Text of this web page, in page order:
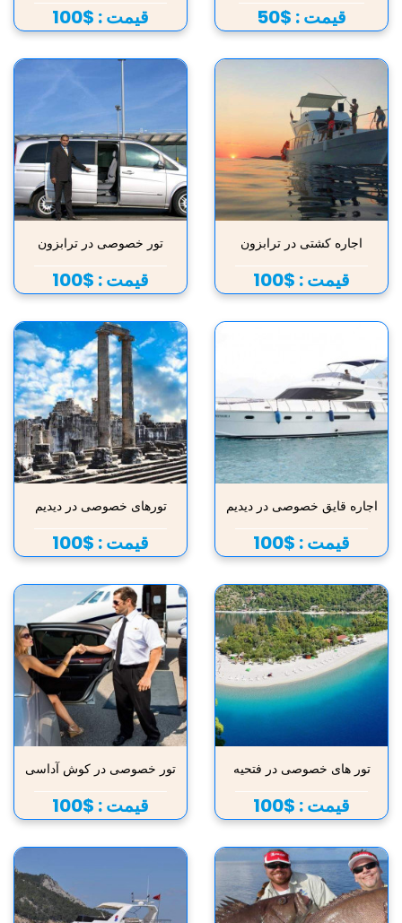
قیمت : $50 قیمت : $100
اجاره کشتی در ترابزون
قیمت : $100
تور خصوصی در ترابزون
قیمت : $100
اجاره قایق خصوصی در دیدیم
قیمت : $100
تورهای خصوصی در دیدیم
قیمت : $100
تور های خصوصی در فتحیه
قیمت : $100
تور خصوصی در کوش آداسی
قیمت : $100